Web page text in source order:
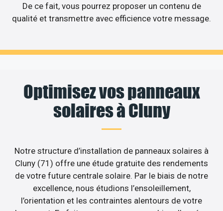
De ce fait, vous pourrez proposer un contenu de
qualité et transmettre avec efficience votre message.
Optimisez vos panneaux
solaires à Cluny
Notre structure d’installation de panneaux solaires à
Cluny (71) offre une étude gratuite des rendements
de votre future centrale solaire. Par le biais de notre
excellence, nous étudions l’ensoleillement,
l’orientation et les contraintes alentours de votre